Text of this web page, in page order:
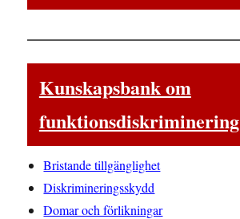
Kunskapsbank om
funktionsdiskriminering
Bristande tillgänglighet
Diskrimineringsskydd
Domar och förlikningar